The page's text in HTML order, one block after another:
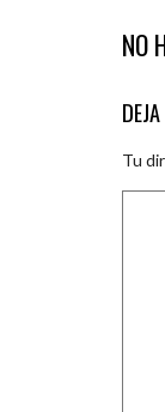
NO
Tu